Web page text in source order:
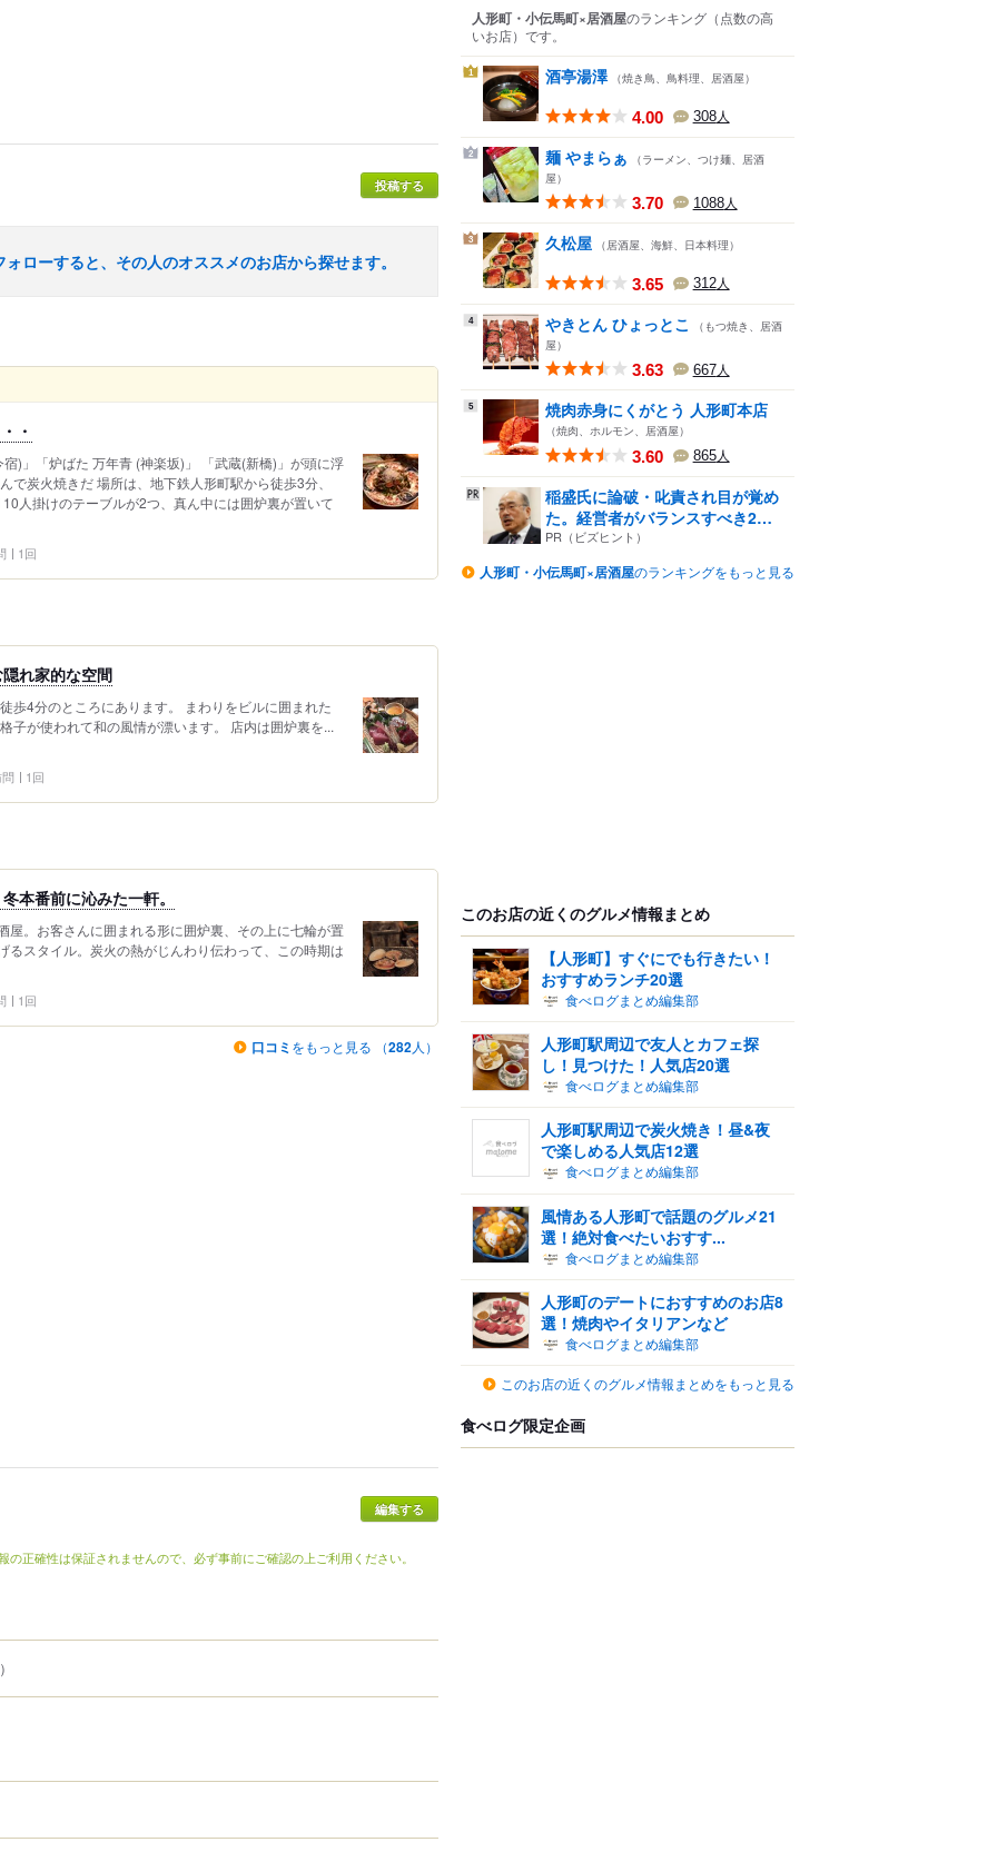
投稿する
ローすると、その人のオススメのお店から探せます。
・
)」「炉ばた 万年青 (神楽坂)」 「武蔵(新橋)」が頭に浮
で炭火焼きだ 場所は、地下鉄人形町駅から徒歩3分、
人掛けのテーブルが2つ、真ん中には囲炉裏が置いて
1回
れ家的な空間
歩4分のところにあります。 まわりをビルに囲まれた
子が使われて和の風情が漂います。 店内は囲炉裏を...
1回
本番前に沁みた一軒。
屋。お客さんに囲まれる形に囲炉裏、その上に七輪が置
るスタイル。炭火の熱がじんわり伝わって、この時期は
1回
口コミ をもっと見る （282人）
編集する
の正確性は保証されませんので、必ず事前にご確認の上ご利用ください。
人形町・小伝馬町×居酒屋のランキング （点数の高
いお店） です。
1 酒亭湯澤 （焼き鳥、鳥料理、居酒屋）
4.00 308人
2 麺 やまらぁ
（ラーメン、つけ麺、居酒
屋）
3.70 1088人
3 久松屋 （居酒屋、海鮮、日本料理）
3.65 312人
4 やきとん ひょっとこ
（もつ焼き、居酒
屋）
3.63 667人
5 焼肉赤身にくがとう 人形町本店
（焼肉、ホルモン、居酒屋）
3.60 865人
稲盛氏に論破・叱責され目が覚め
た。経営者がバランスすべき2
つ...
PR（ビズヒント）
人形町・小伝馬町×居酒屋のランキングをもっと見る
このお店の近くのグルメ情報まとめ
【人形町】すぐにでも行きたい！
おすすめランチ20選
食べログまとめ編集部
人形町駅周辺で友人とカフェ探
し！見つけた！人気店20選
食べログまとめ編集部
人形町駅周辺で炭火焼き！昼&夜
で楽しめる人気店12選
食べログまとめ編集部
風情ある人形町で話題のグルメ21
選！絶対食べたいおすす...
食べログまとめ編集部
人形町のデートにおすすめのお店8
選！焼肉やイタリアンなど
食べログまとめ編集部
このお店の近くのグルメ情報まとめをもっと見る
食べログ限定企画